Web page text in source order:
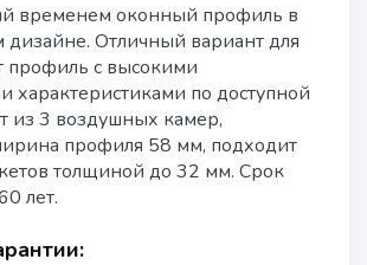
временем оконный профиль в
дизайне. Отличный вариант для
профиль с высокими
характеристиками по доступной
из 3 воздушных камер,
профиля 58 мм, подходит
толщиной до 32 мм. Срок
лет.